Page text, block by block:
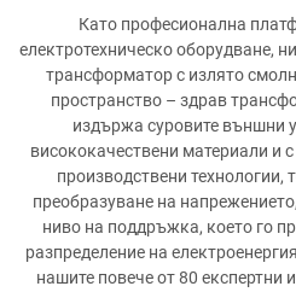
Като професионална
електротехническо оборудване,
трансформатор с излято
пространство – здрав
издържа суровите външни
висококачествени материали и
производствени технологии,
преобразуване на
ниво на поддръжка, което го
разпределение на
нашите повече от 80 експертни